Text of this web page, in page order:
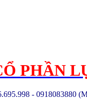
PHẦN
- 0918083880